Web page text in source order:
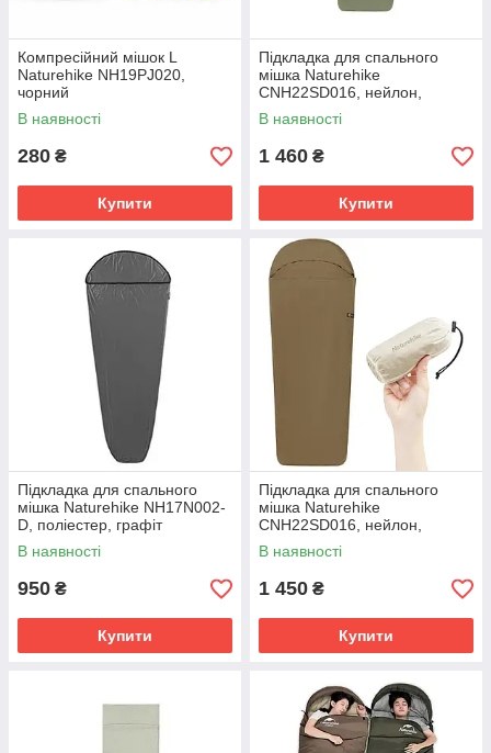
Компресійний мішок L
Naturehike NH19PJ020,
чорний
В наявності
280 ₴
Купити
Підкладка для спального
мішка Naturehike
CNH22SD016, нейлон,
зелена
В наявності
1 460 ₴
Купити
Підкладка для спального
мішка Naturehike NH17N002-
D, поліестер, графіт
В наявності
950 ₴
Купити
Підкладка для спального
мішка Naturehike
CNH22SD016, нейлон,
коричнева
В наявності
1 450 ₴
Купити